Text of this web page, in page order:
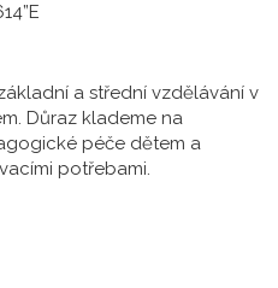
a střední vzdělávání v
Důraz klademe na
péče dětem a
potřebami.